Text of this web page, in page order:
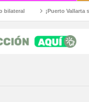
¡Puerto Vallarta se suma a